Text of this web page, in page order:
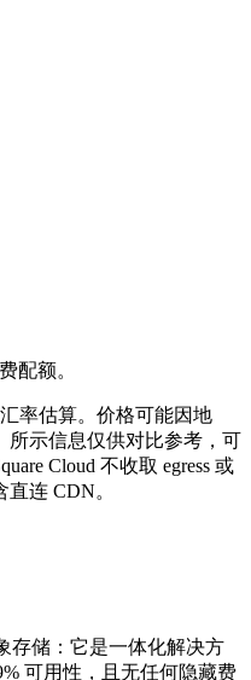
配额。
率估算。价格可能因地
所示信息仅供对比参考，可
Cloud 不收取 egress 或
连 CDN。
存储：它是一体化解决方
可用性，且无任何隐藏费